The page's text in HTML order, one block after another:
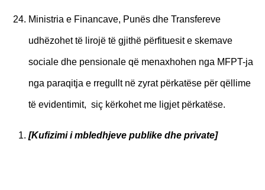
Ministria e Financave, Punës dhe Transfereve
udhëzohet të lirojë të gjithë përfituesit e skemave
sociale dhe pensionale që menaxhohen nga MFPT-ja
nga paraqitja e rregullt në zyrat përkatëse për qëllime
të evidentimit, siç kërkohet me ligjet përkatëse.
[Kufizimi i mbledhjeve publike dhe private]